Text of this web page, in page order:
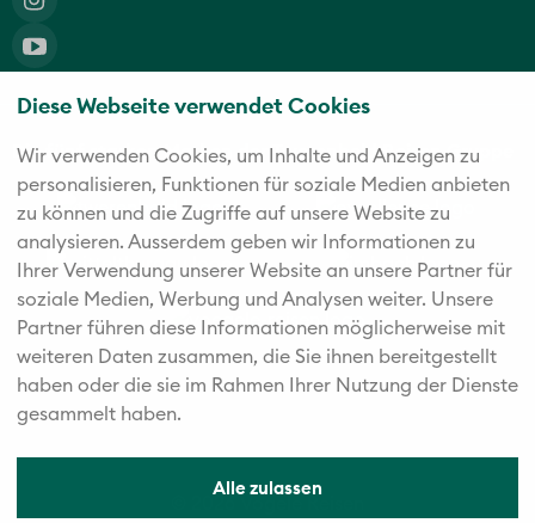
Diese Webseite verwendet Cookies
Wir verwenden Cookies, um Inhalte und Anzeigen zu
personalisieren, Funktionen für soziale Medien anbieten
zu können und die Zugriffe auf unsere Website zu
analysieren. Außerdem geben wir Informationen zu
Ihrer Verwendung unserer Website an unsere Partner für
soziale Medien, Werbung und Analysen weiter. Unsere
Partner führen diese Informationen möglicherweise mit
weiteren Daten zusammen, die Sie ihnen bereitgestellt
haben oder die sie im Rahmen Ihrer Nutzung der Dienste
gesammelt haben.
Alle zulassen
Die fünf starken Marken der Twerenbold Reisen Gruppe